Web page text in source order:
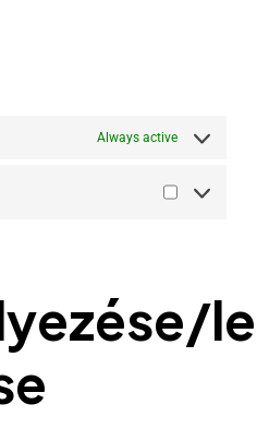
Always active